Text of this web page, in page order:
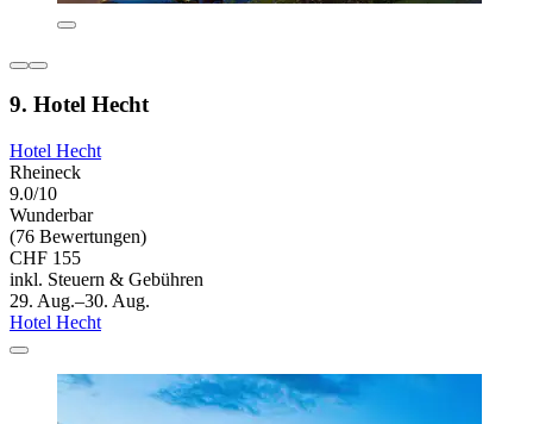
9. Hotel Hecht
Hotel Hecht
Rheineck
9.0/10
Wunderbar
(76 Bewertungen)
CHF 155
inkl. Steuern & Gebühren
29. Aug.–30. Aug.
Hotel Hecht